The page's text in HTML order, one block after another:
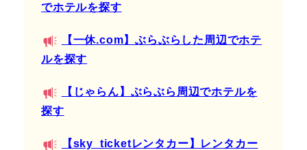
でホテルを探す
【一休.com】ぶらぶらした周辺でホテ
ルを探す
【じゃらん】ぶらぶら周辺でホテルを
探す
【sky_ticketレンタカー】レンタカー